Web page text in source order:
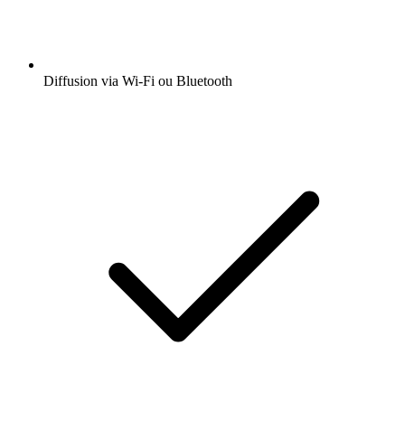
Diffusion via Wi-Fi ou Bluetooth